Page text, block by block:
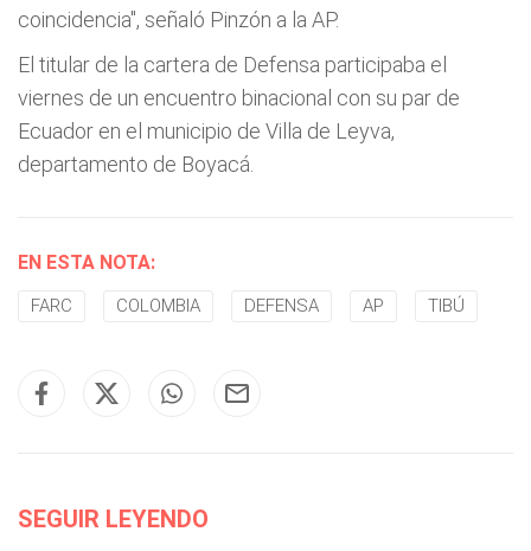
coincidencia", señaló Pinzón a la AP.
El titular de la cartera de Defensa participaba el
viernes de un encuentro binacional con su par de
Ecuador en el municipio de Villa de Leyva,
departamento de Boyacá.
EN ESTA NOTA:
FARC COLOMBIA DEFENSA AP TIBÚ
SEGUIR LEYENDO